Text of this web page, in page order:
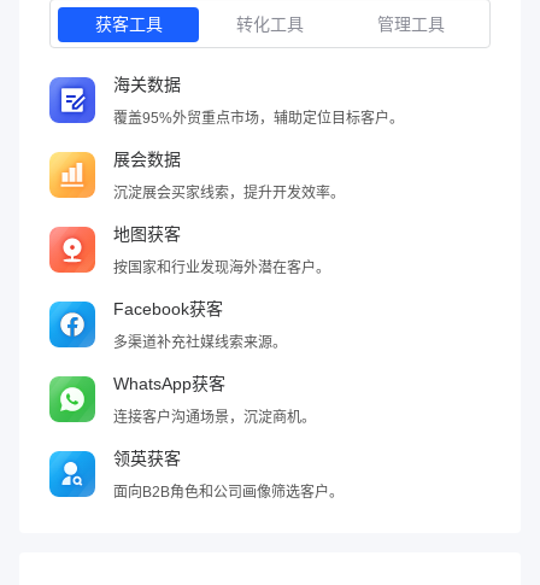
获客工具 转化工具 管理工具
海关数据
覆盖95%外贸重点市场，辅助定位目标客户。
展会数据
沉淀展会买家线索，提升开发效率。
地图获客
按国家和行业发现海外潜在客户。
Facebook获客
多渠道补充社媒线索来源。
WhatsApp获客
连接客户沟通场景，沉淀商机。
领英获客
面向B2B角色和公司画像筛选客户。